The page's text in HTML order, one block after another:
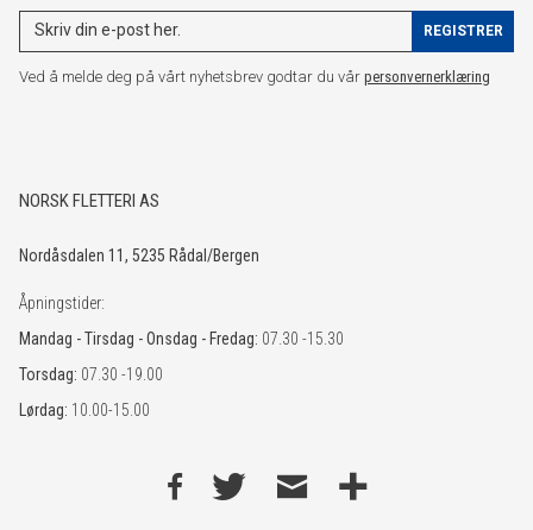
Ved å melde deg på vårt nyhetsbrev godtar du vår personvernerklæring
NORSK FLETTERI AS
Nordåsdalen 11, 5235 Rådal/Bergen
Åpningstider:
Mandag - Tirsdag - Onsdag - Fredag: 07.30 -15.30
Torsdag: 07.30 -19.00
Lørdag: 10.00-15.00